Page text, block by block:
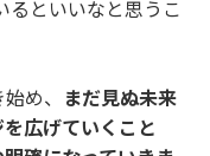
といいなと思うこ
め、
まだ見ぬ未来
広げていくこと